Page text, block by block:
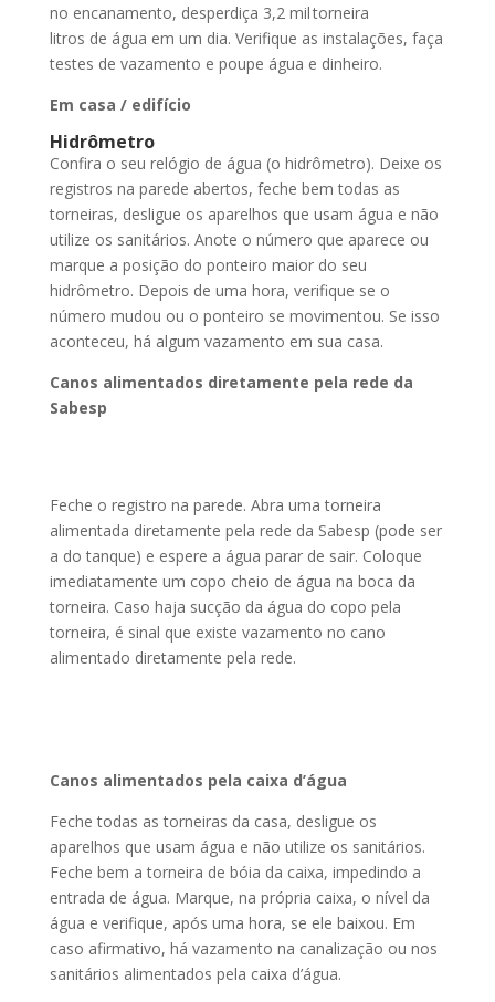
no encanamento, desperdiça 3,2 mil
litros de água em um dia. Verifique as instalações, faça
testes de vazamento e poupe água e dinheiro.
Em casa / edifício
Hidrômetro
Confira o seu relógio de água (o hidrômetro). Deixe os
registros na parede abertos, feche bem todas as
torneiras, desligue os aparelhos que usam água e não
utilize os sanitários. Anote o número que aparece ou
marque a posição do ponteiro maior do seu
hidrômetro. Depois de uma hora, verifique se o
número mudou ou o ponteiro se movimentou. Se isso
aconteceu, há algum vazamento em sua casa.
Canos alimentados diretamente pela rede da
Sabesp
Feche o registro na parede. Abra uma torneira
alimentada diretamente pela rede da Sabesp (pode ser
a do tanque) e espere a água parar de sair. Coloque
imediatamente um copo cheio de água na boca da
torneira. Caso haja sucção da água do copo pela
torneira, é sinal que existe vazamento no cano
alimentado diretamente pela rede.
Canos alimentados pela caixa d’água
Feche todas as torneiras da casa, desligue os
aparelhos que usam água e não utilize os sanitários.
Feche bem a torneira de bóia da caixa, impedindo a
entrada de água. Marque, na própria caixa, o nível da
água e verifique, após uma hora, se ele baixou. Em
caso afirmativo, há vazamento na canalização ou nos
sanitários alimentados pela caixa d’água.